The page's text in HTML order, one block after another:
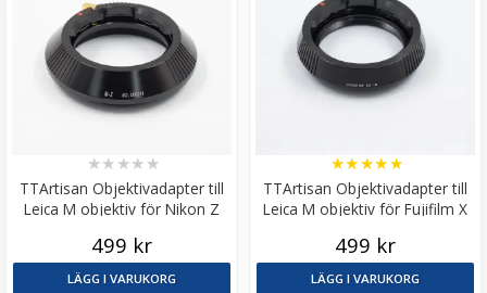
TTArtisan Objektivadapter till
Leica M objektiv för Nikon Z
★★ ★★ ★
499 kr
LÄGG I VARUKORG
TTArtisan Objektivadapter till
Leica M objektiv för Fujifilm X
★★★★★
499 kr
LÄGG I VARUKORG